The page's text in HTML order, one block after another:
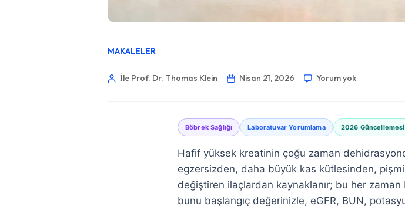
MAKALELER
İle Prof. Dr. Thomas Klein Nisan 21, 2026 Yorum yok
Böbrek Sağlığı Laboratuvar Yorumlama 2026 Güncellemesi
Hafif yüksek kreatinin çoğu zaman
egzersizden, daha büyük kas kütlesinden,
değiştiren ilaçlardan kaynaklanır; bu her zaman
bunu başlangıç değerinizle, eGFR, BUN,